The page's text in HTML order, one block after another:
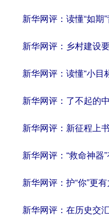
新华网评：读懂“如期
新华网评：乡村建设
新华网评：读懂“小目
新华网评：了不起的
新华网评：新征程上
新华网评：“救命神器
新华网评：护“你”更有
新华网评：在历史交